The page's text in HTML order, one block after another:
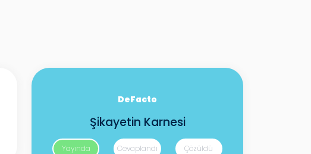
DeFacto
Şikayetin Karnesi
Yayında Cevaplandı Çözüldü